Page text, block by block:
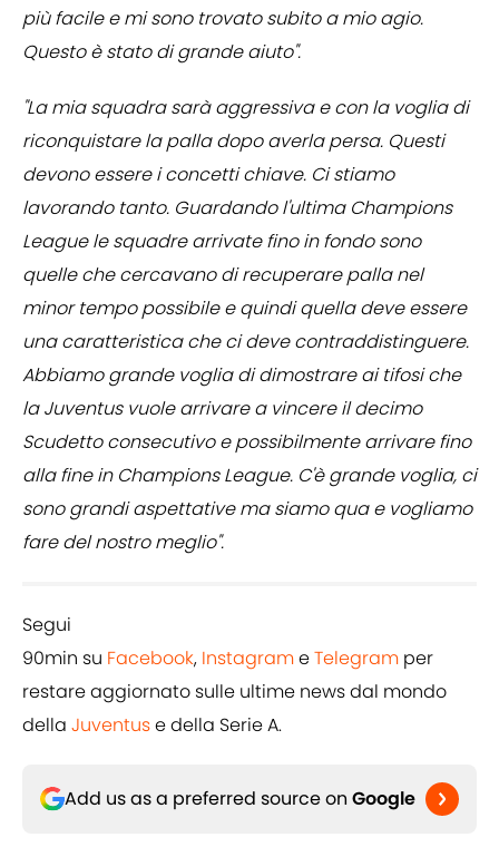
più facile e mi sono trovato subito a mio agio.
Questo è stato di grande aiuto".
"La mia squadra sarà aggressiva e con la voglia di
riconquistare la palla dopo averla persa. Questi
devono essere i concetti chiave. Ci stiamo
lavorando tanto. Guardando l'ultima Champions
League le squadre arrivate fino in fondo sono
quelle che cercavano di recuperare palla nel
minor tempo possibile e quindi quella deve essere
una caratteristica che ci deve contraddistinguere.
Abbiamo grande voglia di dimostrare ai tifosi che
la Juventus vuole arrivare a vincere il decimo
Scudetto consecutivo e possibilmente arrivare fino
alla fine in Champions League. C'è grande voglia, ci
sono grandi aspettative ma siamo qua e vogliamo
fare del nostro meglio".
Segui
90min su Facebook, InstagrameTelegram per
restare aggiornato sulle ultime news dal mondo
della Juventuse della Serie A.
Add us as a preferred source on Google